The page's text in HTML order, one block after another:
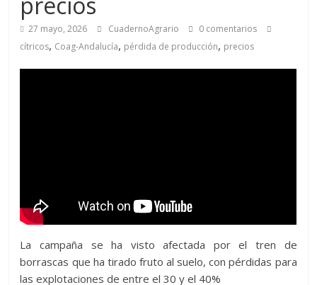
27 mayo, 2026 CuadernoAgrario
0 comentarios
cítricos, Coag-Andalucía, pérdida de producción, precios
La campaña se ha visto afectada por el tren de
borrascas que ha tirado fruto al suelo, con pérdidas para
las explotaciones de entre el 30 y el 40%